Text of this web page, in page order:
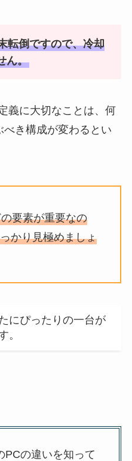
転倒ですので、冷却
ん。
義に大切なことは、何
き構成が変わるとい
要素が重要なの
かり見極めましょ
にぴったりの一台が
。
PCの違いを知って